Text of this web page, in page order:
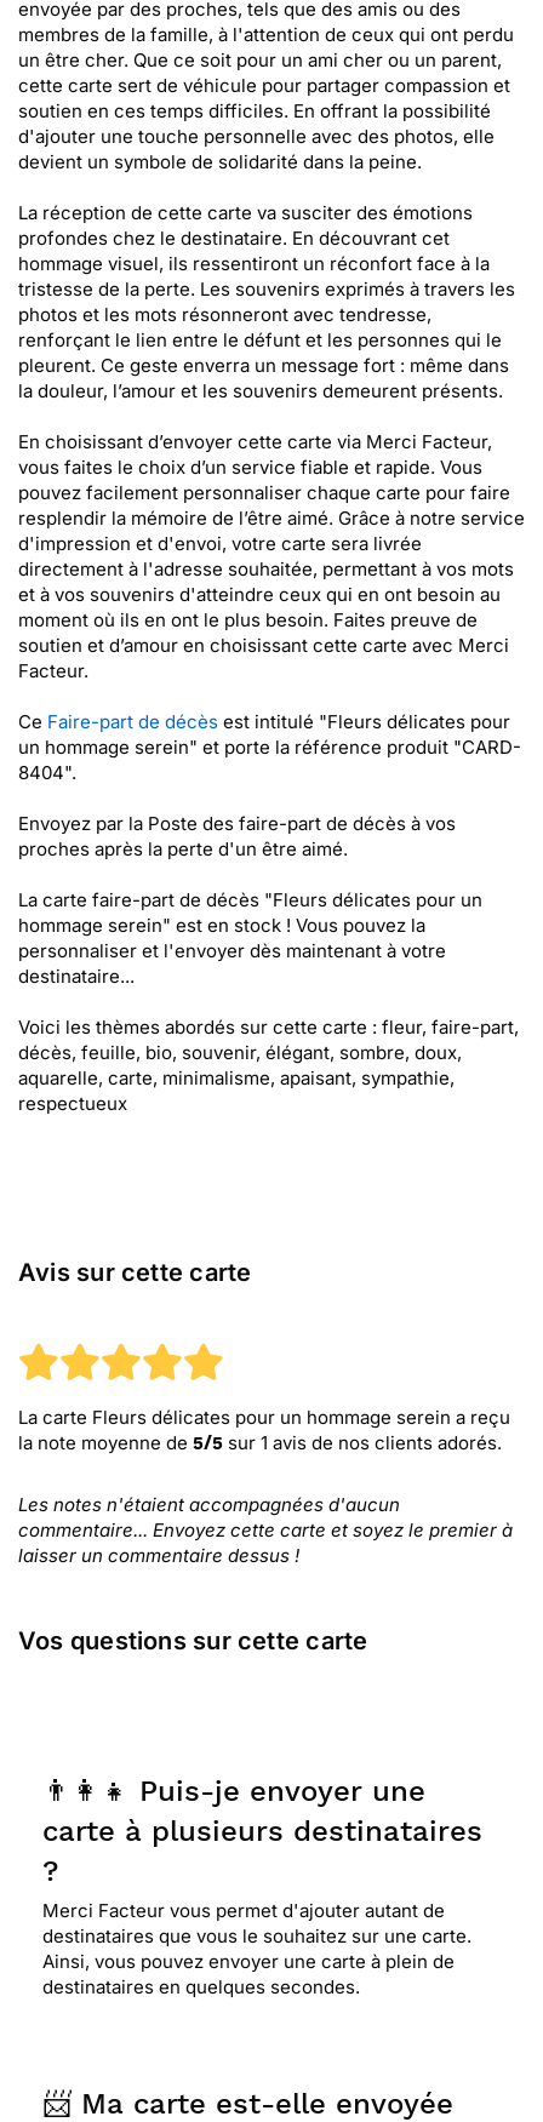
envoyée par des proches, tels que des amis ou des
membres de la famille, à l'attention de ceux qui ont perdu
un être cher. Que ce soit pour un ami cher ou un parent,
cette carte sert de véhicule pour partager compassion et
soutien en ces temps difficiles. En offrant la possibilité
d'ajouter une touche personnelle avec des photos, elle
devient un symbole de solidarité dans la peine.
La réception de cette carte va susciter des émotions
profondes chez le destinataire. En découvrant cet
hommage visuel, ils ressentiront un réconfort face à la
tristesse de la perte. Les souvenirs exprimés à travers les
photos et les mots résonneront avec tendresse,
renforçant le lien entre le défunt et les personnes qui le
pleurent. Ce geste enverra un message fort : même dans
la douleur, l’amour et les souvenirs demeurent présents.
En choisissant d’envoyer cette carte via Merci Facteur,
vous faites le choix d’un service fiable et rapide. Vous
pouvez facilement personnaliser chaque carte pour faire
resplendir la mémoire de l’être aimé. Grâce à notre service
d'impression et d'envoi, votre carte sera livrée
directement à l'adresse souhaitée, permettant à vos mots
et à vos souvenirs d'atteindre ceux qui en ont besoin au
moment où ils en ont le plus besoin. Faites preuve de
soutien et d’amour en choisissant cette carte avec Merci
Facteur.
Ce Faire-part de décès est intitulé "Fleurs délicates pour
un hommage serein" et porte la référence produit "CARD-
8404".
Envoyez par la Poste des faire-part de décès à vos
proches après la perte d'un être aimé.
La carte faire-part de décès "Fleurs délicates pour un
hommage serein" est en stock ! Vous pouvez la
personnaliser et l'envoyer dès maintenant à votre
destinataire...
Voici les thèmes abordés sur cette carte : fleur, faire-part,
décès, feuille, bio, souvenir, élégant, sombre, doux,
aquarelle, carte, minimalisme, apaisant, sympathie,
respectueux
Avis sur cette carte
La carte Fleurs délicates pour un hommage serein a reçu
la note moyenne de 5/5 sur 1 avis de nos clients adorés.
Les notes n'étaient accompagnées d'aucun
commentaire... Envoyez cette carte et soyez le premier à
laisser un commentaire dessus !
Vos questions sur cette carte
👨‍👩‍👧 Puis-je envoyer une
carte à plusieurs destinataires
?
Merci Facteur vous permet d'ajouter autant de
destinataires que vous le souhaitez sur une carte.
Ainsi, vous pouvez envoyer une carte à plein de
destinataires en quelques secondes.
📨 Ma carte est-elle envoyée